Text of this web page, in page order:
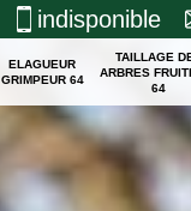
indisponible
ELAGUEUR
GRIMPEUR 64
TAILLAGE
ARBRES
64